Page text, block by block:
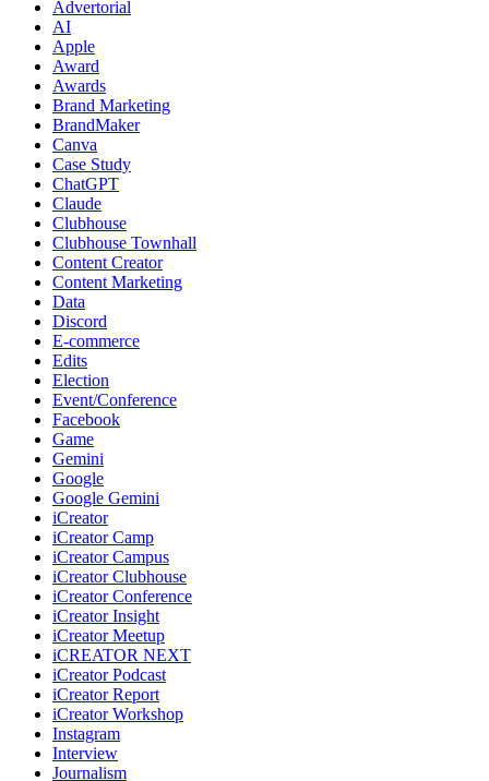
Advertorial
AI
Apple
Award
Awards
Brand Marketing
BrandMaker
Canva
Case Study
ChatGPT
Claude
Clubhouse
Clubhouse Townhall
Content Creator
Content Marketing
Data
Discord
E-commerce
Edits
Election
Event/Conference
Facebook
Game
Gemini
Google
Google Gemini
iCreator
iCreator Camp
iCreator Campus
iCreator Clubhouse
iCreator Conference
iCreator Insight
iCreator Meetup
iCREATOR NEXT
iCreator Podcast
iCreator Report
iCreator Workshop
Instagram
Interview
Journalism